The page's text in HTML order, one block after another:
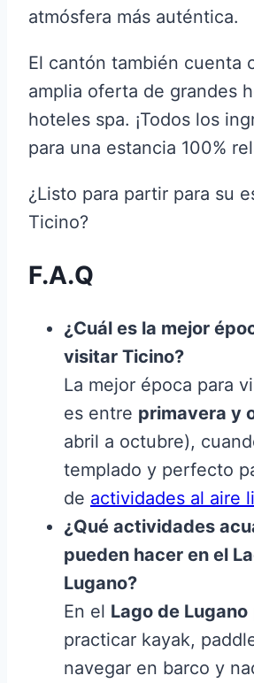
atmósfera más auténtica.
El cantón también cuenta
amplia oferta de grandes
hoteles spa. ¡Todos los
para una estancia 100%
¿Listo para partir para su
Ticino?
F.A.Q
¿Cuál es la mejor
visitar Ticino?
La mejor época para
es entre primavera y
abril a octubre),
templado y perfecto
de actividades al aire
¿Qué actividades
pueden hacer en el
Lugano?
En el Lago de Lugano
practicar kayak,
navegar en barco y